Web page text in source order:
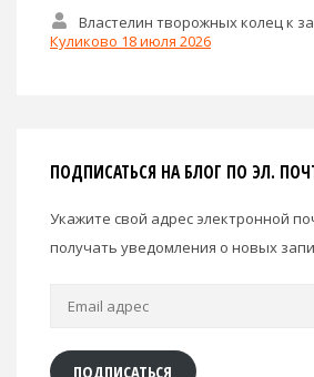
Властелин творожных колец к
Куликово 18 июля 2026
ПОДПИСАТЬСЯ НА БЛОГ ПО ЭЛ.
Укажите свой адрес электронной
получать уведомления о новых
Email
ПОДПИСАТЬСЯ